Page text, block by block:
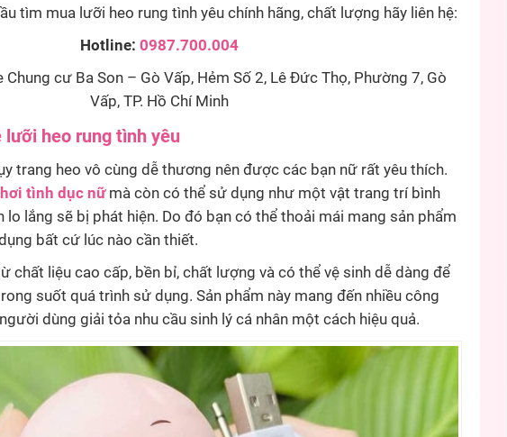
tìm mua lưỡi heo rung tình yêu chính hãng, chất lượng hãy liên hệ:
Hotline: 0987.700.004
Chung cư Ba Son – Gò Vấp, Hẻm Số 2, Lê Đức Thọ, Phường 7, Gò
Vấp, TP. Hồ Chí Minh
lưỡi heo rung tình yêu
trang heo vô cùng dễ thương nên được các bạn nữ rất yêu thích.
tình dục nữmà còn có thể sử dụng như một vật trang trí bình
lắng sẽ bị phát hiện. Do đó bạn có thể thoải mái mang sản phẩm
bất cứ lúc nào cần thiết.
chất liệu cao cấp, bền bỉ, chất lượng và có thể vệ sinh dễ dàng để
suốt quá trình sử dụng. Sản phẩm này mang đến nhiều công
dùng giải tỏa nhu cầu sinh lý cá nhân một cách hiệu quả.